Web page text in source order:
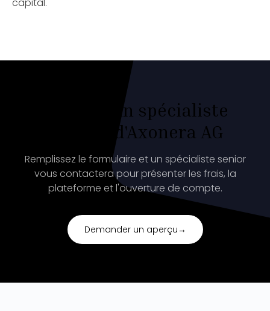
Parlez à un spécialiste
compte d'Axonera AG
Remplissez le formulaire et un spécialiste senior
vous contactera pour présenter les frais, la
plateforme et l'ouverture de compte.
Demander un aperçu→